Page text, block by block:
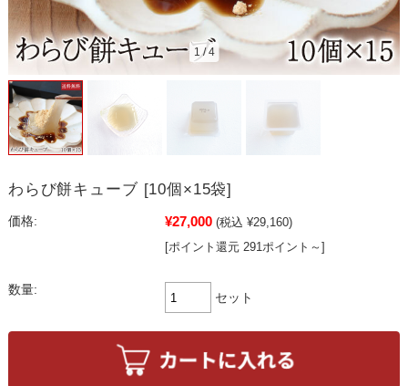
1/4
わらび餅キューブ [10個×15袋]
価格: ¥27,000 (税込 ¥29,160)
[ポイント還元 291ポイント～]
数量:
セット